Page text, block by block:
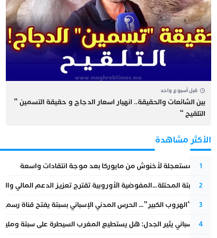
قبل أسبوع واحد
بين الشائعات والحقيقة.. انهيار اسعار الدجاج و حقيقة التسمين ”
التلقيح “
الأكثر مشاهدة
1
عودة مستعجلة لأخنوش من مايوركا بعد موجة انتقادات واسعة
2
أزمة سبتة المحتلة…المفوضية الأوروبية تقترح تعزيز الدعم المالي
3
عملية “الهروب الكبير”… الحرس المدني الإسباني بسبتة يفتح قناة
4
تقرير إسباني يثير الجدل: هل يستطيع المغرب السيطرة على سبتة